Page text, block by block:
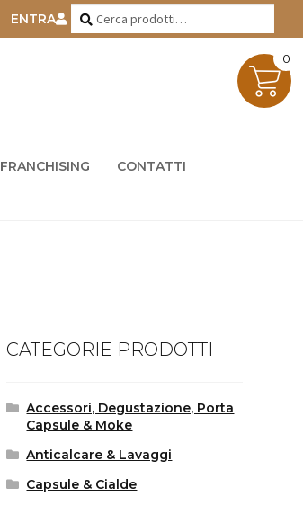
ENTRA Cerca:
Cerca
FRANCHISING CONTATTI
CATEGORIE PRODOTTI
Accessori, Degustazione, Porta
Capsule & Moke
Anticalcare & Lavaggi
Capsule & Cialde
0